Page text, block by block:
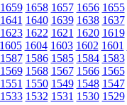
1659 1658 1657 1656 1655
1641 1640 1639 1638 1637
1623 1622 1621 1620 1619
1605 1604 1603 1602 1601
1587 1586 1585 1584 1583
1569 1568 1567 1566 1565
1551 1550 1549 1548 1547
1533 1532 1531 1530 1529